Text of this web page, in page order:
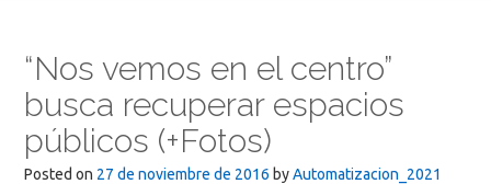
“Nos vemos en el centro”
busca recuperar espacios
públicos (+Fotos)
Posted on 27 de noviembre de 2016 byAutomatizacion_2021